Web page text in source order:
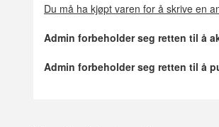
Du må ha kjøpt varen for å skrive en
Admin forbeholder seg retten til å
Admin forbeholder seg retten til å